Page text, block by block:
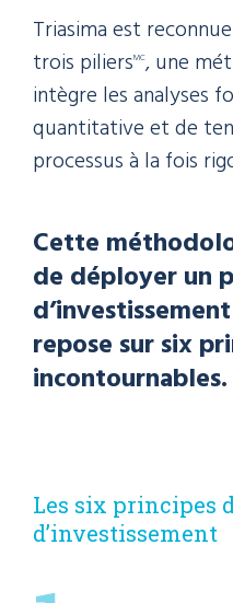
Triasima est
trois piliersMC, une
intègre les analyses
quantitative et de
processus à la fois
Cette
de déployer un
repose sur six
incontournables.
Les six principes
d’investissement